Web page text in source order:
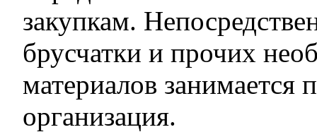
закупкам.
брусчатки и прочих
материалов занимается
организация.